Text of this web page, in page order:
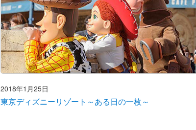
2018年1月25日
東京ディズニーリゾート～ある日の一枚～